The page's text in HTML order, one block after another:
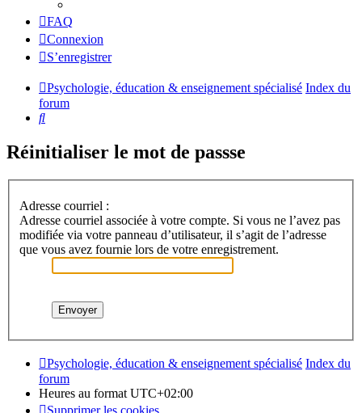
FAQ
Connexion
S’enregistrer
Psychologie, éducation & enseignement spécialisé Index du
forum
Rechercher
Réinitialiser le mot de passse
Adresse courriel :
Adresse courriel associée à votre compte. Si vous ne l’avez pas
modifiée via votre panneau d’utilisateur, il s’agit de l’adresse
que vous avez fournie lors de votre enregistrement.
Psychologie, éducation & enseignement spécialisé Index du
forum
Heures au format UTC+02:00
Supprimer les cookies